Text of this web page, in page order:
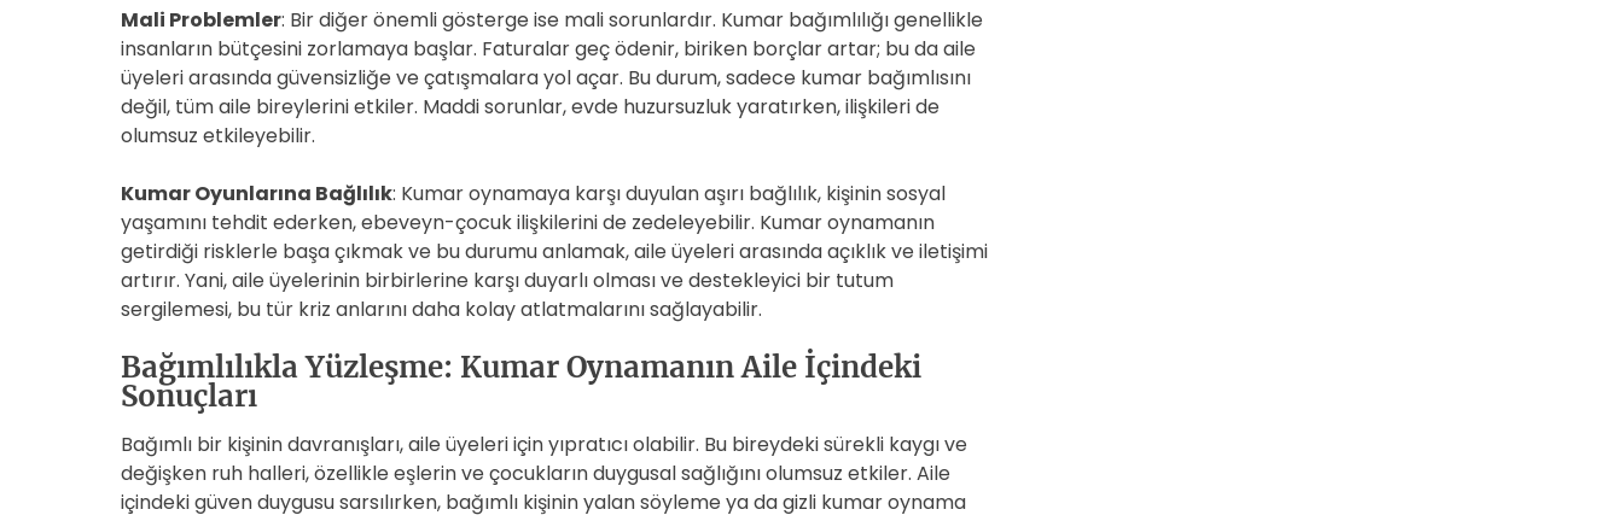
Mali Problemler: Bir diğer önemli gösterge ise mali sorunlardır. Kumar bağımlılığı genellikle
insanların bütçesini zorlamaya başlar. Faturalar geç ödenir, biriken borçlar artar; bu da aile
üyeleri arasında güvensizliğe ve çatışmalara yol açar. Bu durum, sadece kumar bağımlısını
değil, tüm aile bireylerini etkiler. Maddi sorunlar, evde huzursuzluk yaratırken, ilişkileri de
olumsuz etkileyebilir.
Kumar Oyunlarına Bağlılık: Kumar oynamaya karşı duyulan aşırı bağlılık, kişinin sosyal
yaşamını tehdit ederken, ebeveyn-çocuk ilişkilerini de zedeleyebilir. Kumar oynamanın
getirdiği risklerle başa çıkmak ve bu durumu anlamak, aile üyeleri arasında açıklık ve iletişimi
artırır. Yani, aile üyelerinin birbirlerine karşı duyarlı olması ve destekleyici bir tutum
sergilemesi, bu tür kriz anlarını daha kolay atlatmalarını sağlayabilir.
Bağımlılıkla Yüzleşme: Kumar Oynamanın Aile İçindeki
Sonuçları
Bağımlı bir kişinin davranışları, aile üyeleri için yıpratıcı olabilir. Bu bireydeki sürekli kaygı ve
değişken ruh halleri, özellikle eşlerin ve çocukların duygusal sağlığını olumsuz etkiler. Aile
içindeki güven duygusu sarsılırken, bağımlı kişinin yalan söyleme ya da gizli kumar oynama